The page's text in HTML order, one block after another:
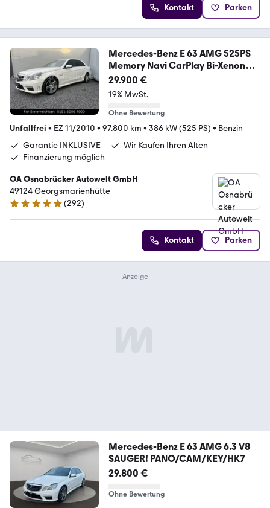
Kontakt Parken
Mercedes-Benz E 63 AMG 525PS
Memory Navi CarPlay Bi-Xenon
Cam
29.900 €
19% MwSt.
Ohne Bewertung
Unfallfrei • EZ 11/2010 • 97.800 km • 386 kW (525 PS) • Benzin
Garantie INKLUSIVE
Wir Kaufen Ihren Alten
Finanzierung möglich
OA Osnabrücker Autowelt GmbH
49124 Georgsmarienhütte
4.9 Sterne
(292)
Kontakt Parken
Mercedes-Benz E 63 AMG 6.3 V8
SAUGER! PANO/CAM/KEY/HK7
29.800 €
Ohne Bewertung